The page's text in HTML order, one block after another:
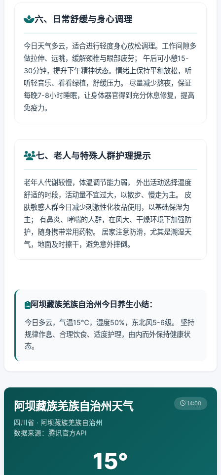
六、日常舒缓与身心调理
今日天气多云，适合进行轻度身心放松调理。工作间隙多
做拉伸、远眺，缓解颈椎与眼部疲劳； 午后可小憩15-
30分钟，提升下午精神状态。情绪上保持平和放松，听
听轻音乐、看看绿植，舒缓压力。 尽量减少熬夜，保证
每晚7-8小时睡眠，让身体器官得到充分休息修复，提高
免疫力。
七、老人与特殊人群护理提示
老年人代谢较慢，体温调节能力弱， 外出活动选择温度
舒适的时段，活动量不宜过大，以散步、慢走为主。 皮
肤敏感人群今日减少刺激性化妆品使用，以基础保湿为
主； 有鼻炎、哮喘的人群，在风大、干燥环境下加强防
护，随身携带常用药物。 居家注意防滑，尤其是潮湿天
气，地面及时擦干，避免意外摔倒。
阿坝藏族羌族自治州今日养生小结：
今日多云，气温15℃，湿度50%，东北风5-6级。 坚持
规律作息、合理饮食、适度护理，由内而外保持健康状
态。
阿坝藏族羌族自治州天气
四川省 · 阿坝藏族羌族自治州
数据来源：腾讯官方API
14:00
15°